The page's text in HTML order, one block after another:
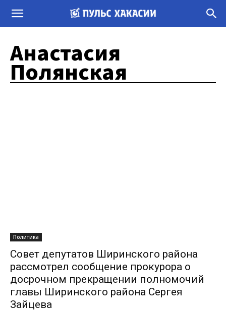
Анастасия
Полянская
Политика
Совет депутатов Ширинского района
рассмотрел сообщение прокурора о
досрочном прекращении полномочий
главы Ширинского района Сергея
Зайцева